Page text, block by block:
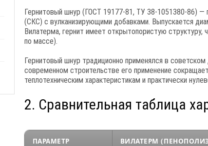
Гернитовый шнур (ГОСТ 19177-81, ТУ 38-1051380-86) —
(СКС) с вулканизирующими добавками. Выпускается
Вилатерма, гернит имеет открытопористую
по массе).
Гернитовый шнур традиционно применялся в
современном строительстве его применение
теплотехническим характеристикам и практически
2. Сравнительная таблица
ПАРАМЕТР ВИЛАТЕРМ